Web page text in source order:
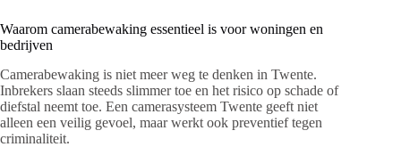
Waarom camerabewaking essentieel is voor woningen en
bedrijven
Camerabewaking is niet meer weg te denken in Twente.
Inbrekers slaan steeds slimmer toe en het risico op schade of
diefstal neemt toe. Een camerasysteem Twente geeft niet
alleen een veilig gevoel, maar werkt ook preventief tegen
criminaliteit.